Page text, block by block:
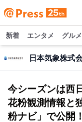
新着 エンタメ グルメ
日本気象株式
今シーズンは西
花粉観測情報と
粉ナビ」で公開！